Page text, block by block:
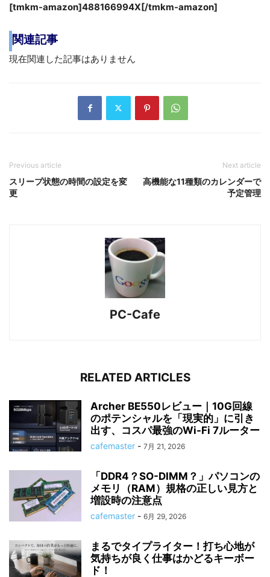
[tmkm-amazon]488166994X[/tmkm-amazon]
関連記事
現在関連した記事はありません
Previous article
スリープ状態の時間の設定を変
更
Next article
高機能な11種類のカレンダーで
予定管理
PC-Cafe
RELATED ARTICLES
Archer BE550レビュー｜10G回線
のポテンシャルを「現実的」に引き
出す、コスパ最強のWi-Fi 7ルーター
cafemaster - 7月 21, 2026
「DDR4？SO-DIMM？」パソコンの
メモリ（RAM）規格の正しい見方と
増設時の注意点
cafemaster - 6月 29, 2026
まるでタイプライター！打ち心地が
気持ちが良く仕事はかどるキーボー
ド！